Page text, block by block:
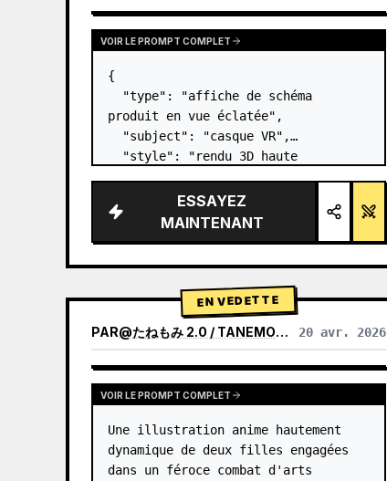
VOIR LE PROMPT COMPLET
{
  "type": "affiche de schéma
produit en vue éclatée",
  "subject": "casque VR",
  "style": "rendu 3D haute
studio, accents lumineux",
  "background": "{argument
ESSAYEZ
MAINTENANT
EN VEDETTE
PAR@たねもみ 2.0 / TANEMOMI VER2.0 20 avr. 2026
VOIR LE PROMPT COMPLET
Une illustration anime hautement
dynamique de deux filles engagées
dans un féroce combat d'arts